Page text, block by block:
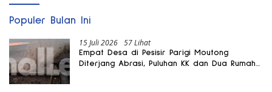
Populer Bulan Ini
15 Juli 2026 57 Lihat
Empat Desa di Pesisir Parigi Moutong
Diterjang Abrasi, Puluhan KK dan Dua Rumah